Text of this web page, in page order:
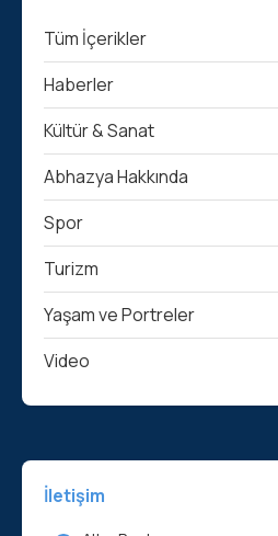
Tüm İçerikler
Haberler
Kültür & Sanat
Abhazya Hakkında
Spor
Turizm
Yaşam ve Portreler
Video
İletişim